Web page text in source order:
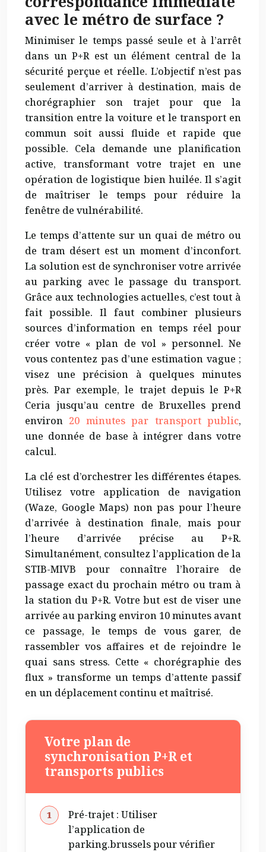
avec le métro de surface ?
Minimiser le temps passé seule et à l’arrêt
dans un P+R est un élément central de la
sécurité perçue et réelle. L’objectif n’est pas
seulement d’arriver à destination, mais de
chorégraphier son trajet pour que la
transition entre la voiture et le transport en
commun soit aussi fluide et rapide que
possible. Cela demande une planification
active, transformant votre trajet en une
opération de logistique bien huilée. Il s’agit
de maîtriser le temps pour réduire la
fenêtre de vulnérabilité.
Le temps d’attente sur un quai de métro ou
de tram désert est un moment d’inconfort.
La solution est de synchroniser votre arrivée
au parking avec le passage du transport.
Grâce aux technologies actuelles, c’est tout à
fait possible. Il faut combiner plusieurs
sources d’information en temps réel pour
créer votre « plan de vol » personnel. Ne
vous contentez pas d’une estimation vague ;
visez une précision à quelques minutes
près. Par exemple, le trajet depuis le P+R
Ceria jusqu’au centre de Bruxelles prend
environ 20 minutes par transport public,
une donnée de base à intégrer dans votre
calcul.
La clé est d’orchestrer les différentes étapes.
Utilisez votre application de navigation
(Waze, Google Maps) non pas pour l’heure
d’arrivée à destination finale, mais pour
l’heure d’arrivée précise au P+R.
Simultanément, consultez l’application de la
STIB-MIVB pour connaître l’horaire de
passage exact du prochain métro ou tram à
la station du P+R. Votre but est de viser une
arrivée au parking environ 10 minutes avant
ce passage, le temps de vous garer, de
rassembler vos affaires et de rejoindre le
quai sans stress. Cette « chorégraphie des
flux » transforme un temps d’attente passif
en un déplacement continu et maîtrisé.
Votre plan de
synchronisation P+R et
transports publics
Pré-trajet : Utiliser
l’application de
parking.brussels pour vérifier